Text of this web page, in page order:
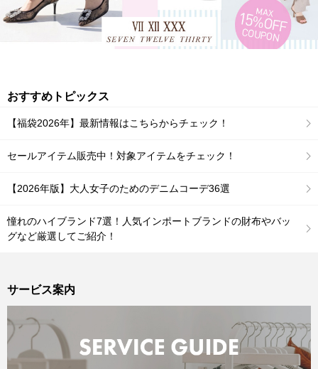
おすすめトピックス
【福袋2026年】最新情報はこちらからチェック！
セールアイテム販売中！対象アイテムをチェック！
【2026年版】大人女子のためのデニムコーデ36選
憧れのハイブランド7選！人気インポートブランドの財布やバッ
グなど厳選してご紹介！
サービス案内